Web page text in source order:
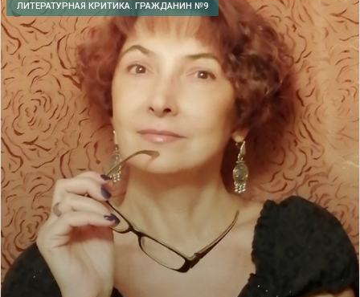
ЛИТЕРАТУРНАЯ КРИТИКА. ГРАЖДАНИН №9